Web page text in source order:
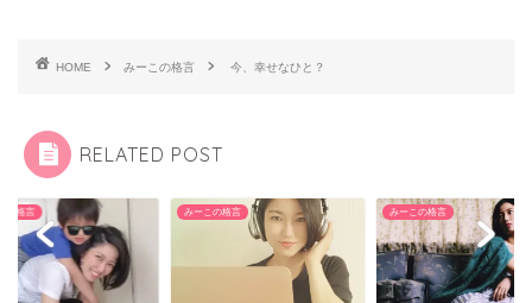
HOME みーこの格言 今、幸せなひと？
RELATED POST
の格言 みーこの格言 みーこの格言